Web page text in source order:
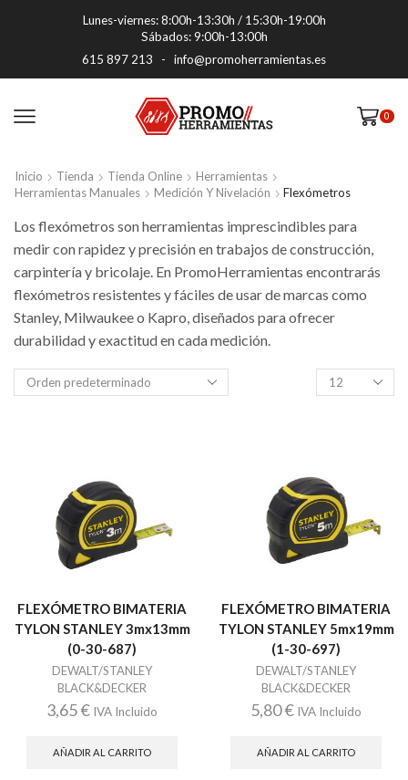
Lunes-viernes: 8:00h-13:30h / 15:30h-19:00h
Sábados: 9:00h-13:00h
615 897 213 - info@promoherramientas.es
0
Inicio Tienda Tienda Online
Herramientas
Herramientas Manuales
Medición Y Nivelación Flexómetros
Los flexómetros son herramientas imprescindibles para
medir con rapidez y precisión en trabajos de construcción,
carpintería y bricolaje. En PromoHerramientas encontrarás
flexómetros resistentes y fáciles de usar de marcas como
Stanley, Milwaukee o Kapro, diseñados para ofrecer
durabilidad y exactitud en cada medición.
Productos
por
FLEXÓMETRO BIMATERIA
TYLON STANLEY 3mx13mm
(0-30-687)
DEWALT/STANLEY
BLACK&DECKER
3,65€ IVA Incluido
AÑADIR AL CARRITO
FLEXÓMETRO BIMATERIA
TYLON STANLEY 5mx19mm
(1-30-697)
DEWALT/STANLEY
BLACK&DECKER
5,80€ IVA Incluido
AÑADIR AL CARRITO